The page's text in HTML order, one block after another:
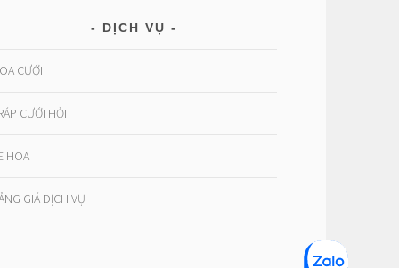
DỊCH VỤ
CƯỚI
CƯỚI HỎI
HOA
GIÁ DỊCH VỤ